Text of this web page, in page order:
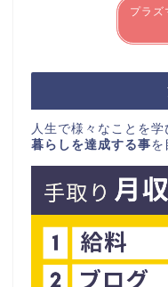
プラズ
人生で様々なことを学
暮らしを達成する事を